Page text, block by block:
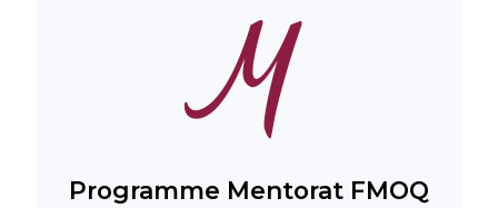
Programme Mentorat FMOQ